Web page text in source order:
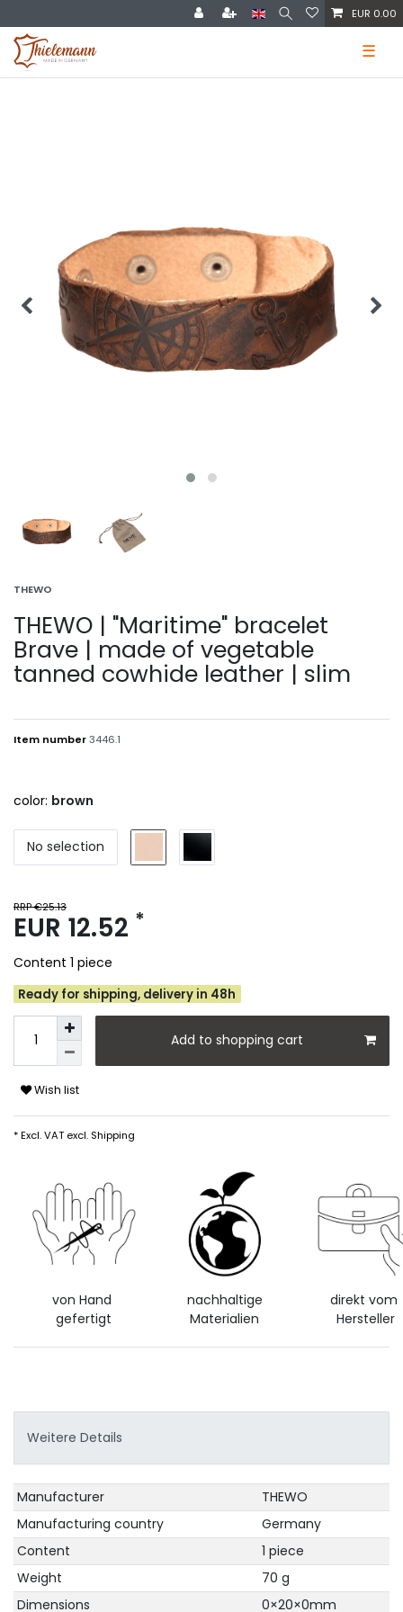
EUR 0.00
☰
THEWO
THEWO | "Maritime" bracelet
Brave | made of vegetable
tanned cowhide leather | slim
Item number3446.1
color: brown
No selection
RRP €25.13
EUR 12.52 *
Content 1 piece
Ready for shipping, delivery in 48h
Add to shopping cart
Wish list
* Excl. VAT excl. Shipping
von Hand
gefertigt
nachhaltige
Materialien
direkt vom
Hersteller
Weitere Details
Technical
characteristic
Value
Manufacturer
THEWO
Manufacturing country
Germany
Content
1 piece
Weight
70 g
Dimensions
0×20×0mm